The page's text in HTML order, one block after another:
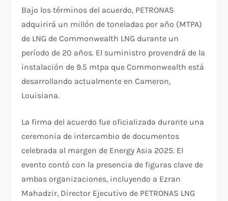
Bajo los términos del acuerdo, PETRONAS
adquirirá un millón de toneladas por año (MTPA)
de LNG de Commonwealth LNG durante un
período de 20 años. El suministro provendrá de la
instalación de 9.5 mtpa que Commonwealth está
desarrollando actualmente en Cameron,
Louisiana.
La firma del acuerdo fue oficializada durante una
ceremonia de intercambio de documentos
celebrada al margen de Energy Asia 2025. El
evento contó con la presencia de figuras clave de
ambas organizaciones, incluyendo a Ezran
Mahadzir, Director Ejecutivo de PETRONAS LNG